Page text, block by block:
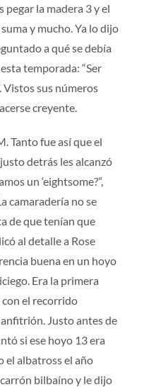
pegar la madera 3 y el
y mucho. Ya lo dijo
a qué se debía
temporada: “Ser
Vistos sus números
creyente.
Tanto fue así que el
detrás les alcanzó
un ‘eightsome?”,
camaradería no se
de que tenían que
al detalle a Rose
buena en un hoyo
Era la primera
el recorrido
Justo antes de
si ese hoyo 13 era
el albatross el año
bilbaíno y le dijo